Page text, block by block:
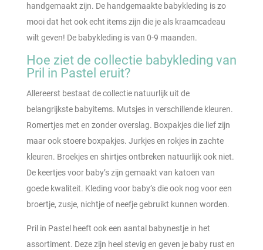
handgemaakt zijn. De handgemaakte babykleding is zo
mooi dat het ook echt items zijn die je als kraamcadeau
wilt geven! De babykleding is van 0-9 maanden.
Hoe ziet de collectie babykleding van
Pril in Pastel eruit?
Allereerst bestaat de collectie natuurlijk uit de
belangrijkste babyitems. Mutsjes in verschillende kleuren.
Romertjes met en zonder overslag. Boxpakjes die lief zijn
maar ook stoere boxpakjes. Jurkjes en rokjes in zachte
kleuren. Broekjes en shirtjes ontbreken natuurlijk ook niet.
De keertjes voor baby’s zijn gemaakt van katoen van
goede kwaliteit. Kleding voor baby’s die ook nog voor een
broertje, zusje, nichtje of neefje gebruikt kunnen worden.
Pril in Pastel heeft ook een aantal babynestje in het
assortiment. Deze zijn heel stevig en geven je baby rust en